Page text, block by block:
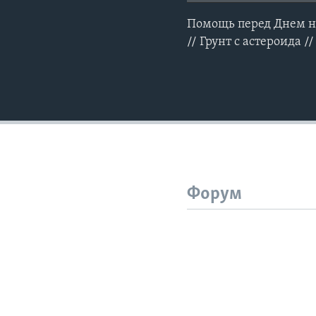
Помощь перед Днем
// Грунт с астероида
Форум